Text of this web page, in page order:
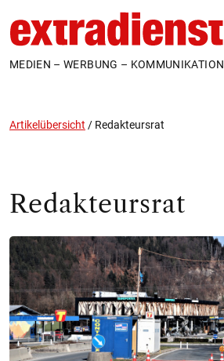
MEDIEN – WERBUNG – KOMMUNIKATION
Artikelübersicht / Redakteursrat
Redakteursrat